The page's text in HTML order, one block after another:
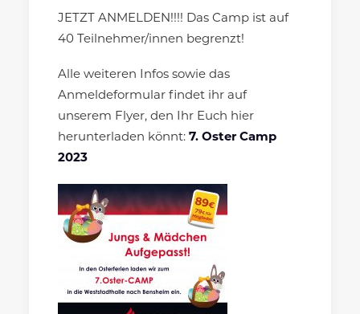
JETZT ANMELDEN!!!! Das Camp ist auf
40 Teilnehmer/innen begrenzt!
Alle weiteren Infos sowie das
Anmeldeformular findet ihr auf
unserem Flyer, den Ihr Euch hier
herunterladen könnt: 7. Oster Camp
2023